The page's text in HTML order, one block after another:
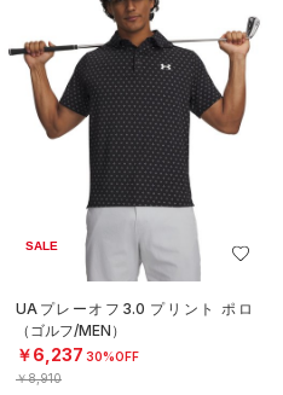
SALE
UAプレーオフ3.0 プリント ポロ
（ゴルフ/MEN）
￥6,237 30%OFF
￥8,910